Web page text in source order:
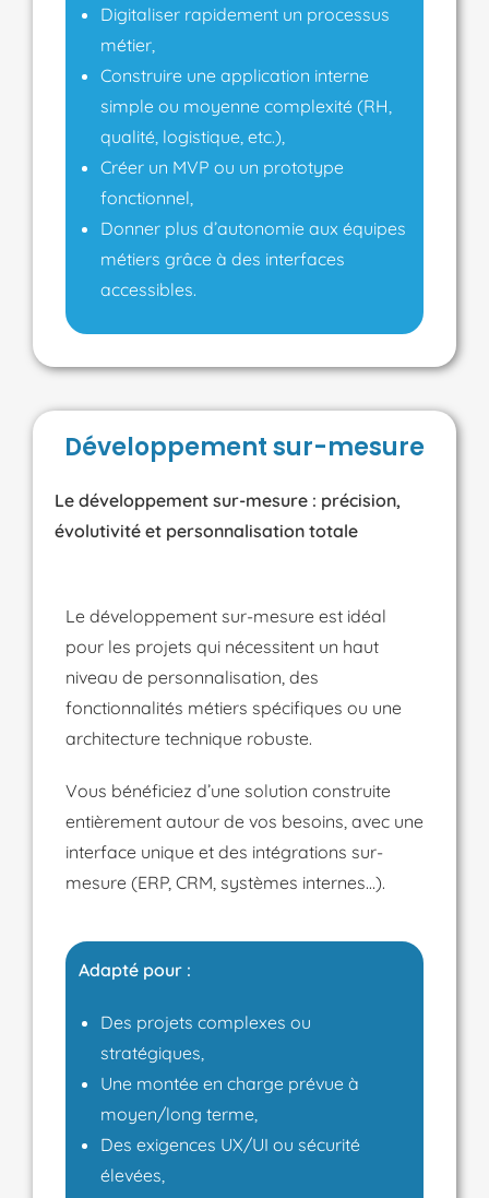
Digitaliser rapidement un processus
métier,
Construire une application interne
simple ou moyenne complexité (RH,
qualité, logistique, etc.),
Créer un MVP ou un prototype
fonctionnel,
Donner plus d’autonomie aux équipes
métiers grâce à des interfaces
accessibles.
Développement sur-mesure
Le développement sur-mesure : précision,
évolutivité et personnalisation totale
Le développement sur-mesure est idéal
pour les projets qui nécessitent un haut
niveau de personnalisation, des
fonctionnalités métiers spécifiques ou une
architecture technique robuste.
Vous bénéficiez d’une solution construite
entièrement autour de vos besoins, avec une
interface unique et des intégrations sur-
mesure (ERP, CRM, systèmes internes…).
Adapté pour :
Des projets complexes ou
stratégiques,
Une montée en charge prévue à
moyen/long terme,
Des exigences UX/UI ou sécurité
élevées,